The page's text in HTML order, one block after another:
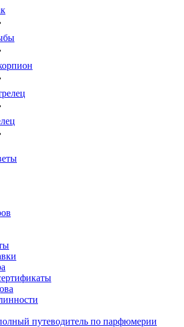
путеводитель по парфюмерии